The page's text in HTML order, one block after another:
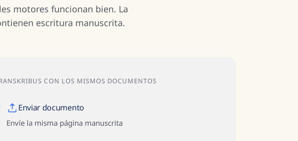
motores funcionan bien. La
escritura manuscrita.
CON LOS MISMOS DOCUMENTOS
Enviar documento
Envíe la misma página manuscrita